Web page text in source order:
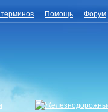
Помощь Форум